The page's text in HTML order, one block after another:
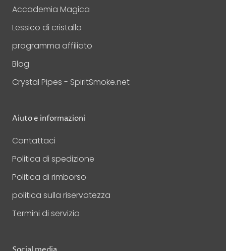
Accademia Magica
Lessico di cristallo
programma affiliato
Blog
Crystal Pipes - SpiritSmoke.net
Aiuto e informazioni
Contattaci
Politica di spedizione
Politica di rimborso
politica sulla riservatezza
Termini di servizio